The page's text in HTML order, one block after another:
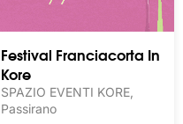
Festival Franciacorta In
Kore
SPAZIO EVENTI KORE,
Passirano